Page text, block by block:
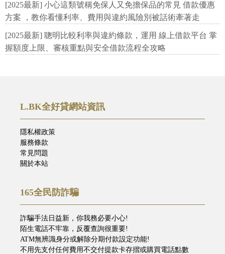
[2025最新] 小心這類號稱免保人又免擔保品的常見 借款優惠
方案 ，教你看懂利率、費用與違約風險別被話術牽著走
[2025最新] 聰明比較利率與違約條款，運用 線上借款平台 掌
握額度上限、審核重點與安全借款流程全攻略
L.BK全好貸網站資訊
隱私權政策
服務條款
常見問題
關於本站
165全民防詐騙
詐騙手法日益新，你我務必要小心!
陌生電話不牢靠，反覆查詢很重要!
ATM無辨識身分或解除分期付款設定功能!
不用先支付任何費用不交付提款卡存摺或購買電話點數